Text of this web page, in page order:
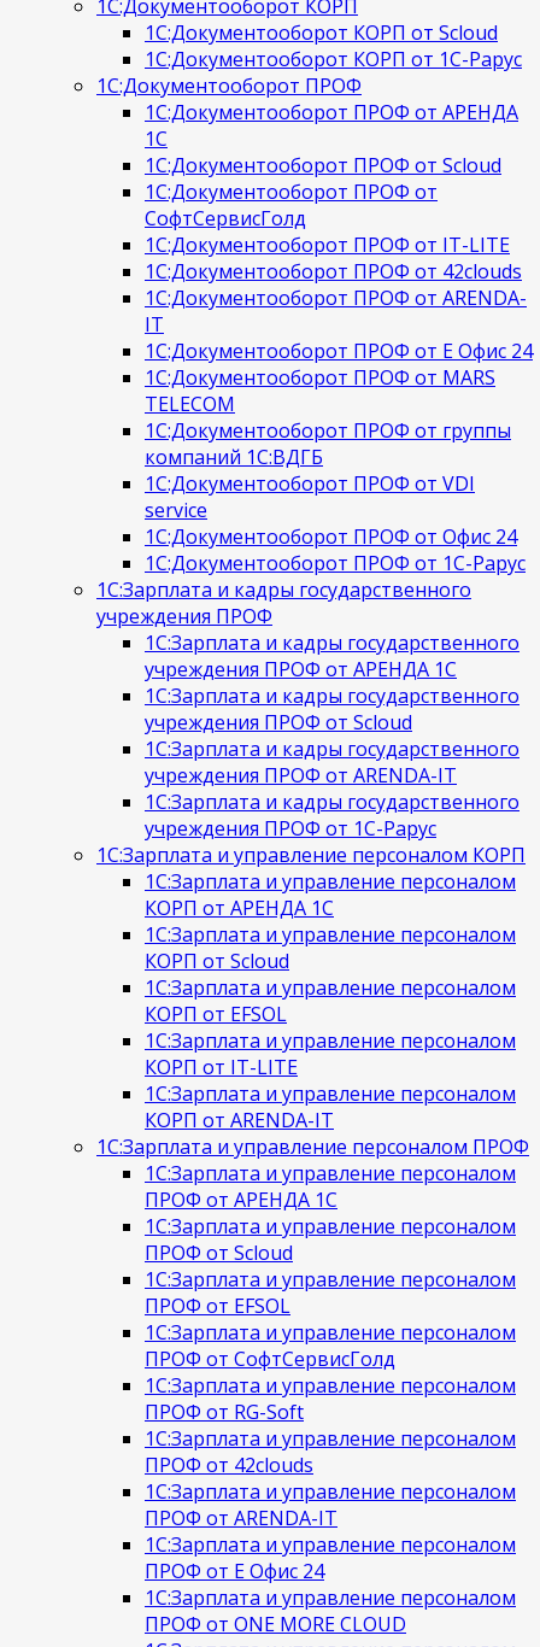
1С:Документооборот КОРП
1С:Документооборот КОРП от Scloud
1С:Документооборот КОРП от 1С-Рарус
1С:Документооборот ПРОФ
1С:Документооборот ПРОФ от АРЕНДА
1С
1С:Документооборот ПРОФ от Scloud
1С:Документооборот ПРОФ от
СофтСервисГолд
1С:Документооборот ПРОФ от IT-LITE
1С:Документооборот ПРОФ от 42clouds
1С:Документооборот ПРОФ от ARENDA-
IT
1С:Документооборот ПРОФ от Е Офис 24
1С:Документооборот ПРОФ от MARS
TELECOM
1С:Документооборот ПРОФ от группы
компаний 1С:ВДГБ
1С:Документооборот ПРОФ от VDI
service
1С:Документооборот ПРОФ от Офис 24
1С:Документооборот ПРОФ от 1С-Рарус
1С:Зарплата и кадры государственного
учреждения ПРОФ
1С:Зарплата и кадры государственного
учреждения ПРОФ от АРЕНДА 1С
1С:Зарплата и кадры государственного
учреждения ПРОФ от Scloud
1С:Зарплата и кадры государственного
учреждения ПРОФ от ARENDA-IT
1С:Зарплата и кадры государственного
учреждения ПРОФ от 1С-Рарус
1С:Зарплата и управление персоналом КОРП
1С:Зарплата и управление персоналом
КОРП от АРЕНДА 1С
1С:Зарплата и управление персоналом
КОРП от Scloud
1С:Зарплата и управление персоналом
КОРП от EFSOL
1С:Зарплата и управление персоналом
КОРП от IT-LITE
1С:Зарплата и управление персоналом
КОРП от ARENDA-IT
1С:Зарплата и управление персоналом ПРОФ
1С:Зарплата и управление персоналом
ПРОФ от АРЕНДА 1С
1С:Зарплата и управление персоналом
ПРОФ от Scloud
1С:Зарплата и управление персоналом
ПРОФ от EFSOL
1С:Зарплата и управление персоналом
ПРОФ от СофтСервисГолд
1С:Зарплата и управление персоналом
ПРОФ от RG-Soft
1С:Зарплата и управление персоналом
ПРОФ от 42clouds
1С:Зарплата и управление персоналом
ПРОФ от ARENDA-IT
1С:Зарплата и управление персоналом
ПРОФ от Е Офис 24
1С:Зарплата и управление персоналом
ПРОФ от ONE MORE CLOUD